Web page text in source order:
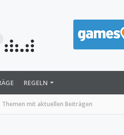
Themen mit aktuellen Beiträgen
REGELN